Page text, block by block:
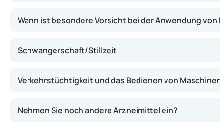
Wann ist besondere Vorsicht bei der Anwendung
Schwangerschaft/Stillzeit
Verkehrstüchtigkeit und das Bedienen von
Nehmen Sie noch andere Arzneimittel ein?